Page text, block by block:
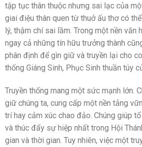
tập tục thân thuộc nhưng sai lạc của
giai điệu thân quen từ thuở ấu thơ có
lý, thậm chí sai lầm. Trong một nền văn
ngay cả những tín hữu trưởng thành
phân định để gìn giữ và truyền lại cho
thống Giáng Sinh, Phục Sinh thuần túy
Truyền thống mang một sức mạnh lớn.
giữ chúng ta, cung cấp một nền tảng
trí hay cảm xúc chao đảo. Chúng giúp
và thúc đẩy sự hiệp nhất trong Hội
gian và thời gian. Tuy nhiên, việc một